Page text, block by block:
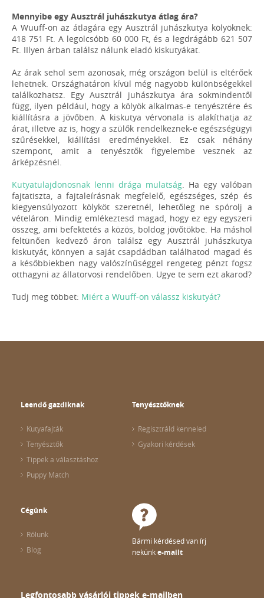
Mennyibe egy Ausztrál juhászkutya átlag ára?
A Wuuff-on az átlagára egy Ausztrál juhászkutya kölyöknek:
418 751 Ft. A legolcsóbb 60 000 Ft, és a legdrágább 621 507
Ft. IIlyen árban találsz nálunk eladó kiskutyákat.
Az árak sehol sem azonosak, még országon belül is eltérőek
lehetnek. Országhatáron kívül még nagyobb különbségekkel
találkozhatsz. Egy Ausztrál juhászkutya ára sokmindentől
függ, ilyen például, hogy a kölyök alkalmas-e tenyésztére és
kiállításra a jövőben. A kiskutya vérvonala is alakíthatja az
árat, illetve az is, hogy a szülők rendelkeznek-e egészségügyi
szűrésekkel, kiállítási eredményekkel. Ez csak néhány
szempont, amit a tenyésztők figyelembe vesznek az
árképzésnél.
Kutyatulajdonosnak lenni drága mulatság. Ha egy valóban
fajtatiszta, a fajtaleírásnak megfelelő, egészséges, szép és
kiegyensúlyozott kölyköt szeretnél, lehetőleg ne spórolj a
vételáron. Mindig emlékeztesd magad, hogy ez egy egyszeri
összeg, ami befektetés a közös, boldog jövőtökbe. Ha máshol
feltünően kedvező áron találsz egy Ausztrál juhászkutya
kiskutyát, könnyen a saját csapdádban találhatod magad és
a későbbiekben nagy valószínűséggel rengeteg pénzt fogsz
otthagyni az állatorvosi rendelőben. Ugye te sem ezt akarod?
Tudj meg többet: Miért a Wuuff-on válassz kiskutyát?
Leendő gazdiknak
Kutyafajták
Tenyésztők
Tippek a választáshoz
Puppy Match
Tenyésztőknek
Regisztráld kenneled
Gyakori kérdések
Cégünk
Rólunk
Blog
Bármi kérdésed van írj
nekünke-mailt
Legfontosabb vásárlói tippek e-mailben